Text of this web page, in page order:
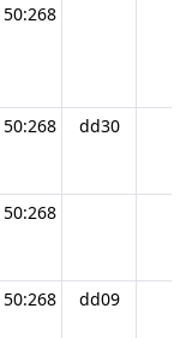
50:268
50:268 dd30
50:268
50:268 dd09